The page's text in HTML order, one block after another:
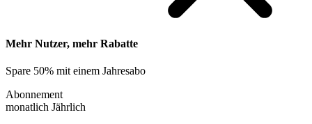
Mehr Nutzer, mehr Rabatte
Spare 50% mit einem Jahresabo
Abonnement
monatlich Jährlich